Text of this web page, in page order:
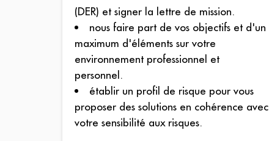
(DER) et signer la lettre de mission.
nous faire part de vos objectifs et d'un
maximum d'éléments sur votre
environnement professionnel et
personnel.
établir un profil de risque pour vous
proposer des solutions en cohérence avec
votre sensibilité aux risques.